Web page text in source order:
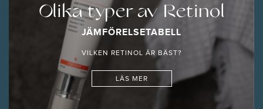
Olika typer av Retinol
JÄMFÖRELSETABELL
VILKEN RETINOL ÄR BÄST?
LÄS MER